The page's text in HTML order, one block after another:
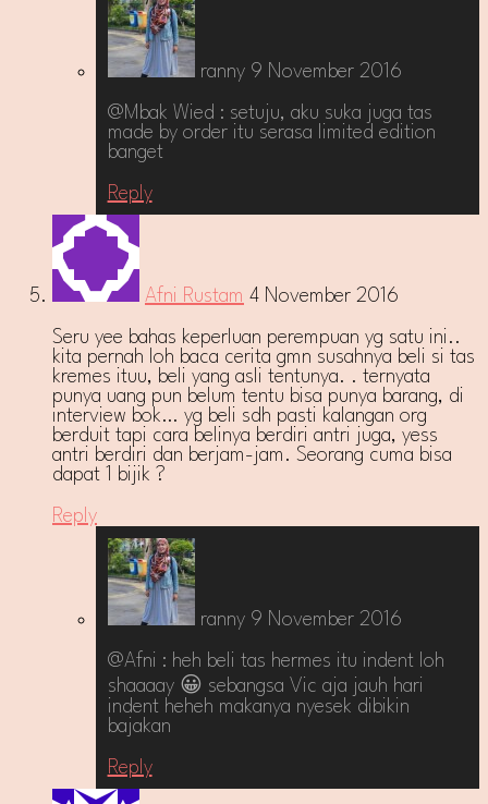
ranny 9 November 2016
@Mbak Wied : setuju, aku suka juga tas
made by order itu serasa limited edition
banget
Reply
Afni Rustam 4 November 2016
Seru yee bahas keperluan perempuan yg satu ini..
kita pernah loh baca cerita gmn susahnya beli si tas
kremes ituu, beli yang asli tentunya. . ternyata
punya uang pun belum tentu bisa punya barang, di
interview bok… yg beli sdh pasti kalangan org
berduit tapi cara belinya berdiri antri juga, yess
antri berdiri dan berjam-jam. Seorang cuma bisa
dapat 1 bijik ?
Reply
ranny 9 November 2016
@Afni : heh beli tas hermes itu indent loh
shaaaay 😀 sebangsa Vic aja jauh hari
indent heheh makanya nyesek dibikin
bajakan
Reply